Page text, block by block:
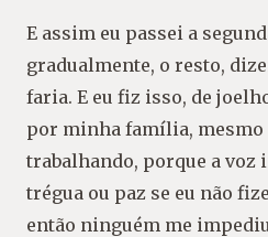
E assim eu passei a
gradualmente, o resto,
faria. E eu fiz isso, de
por minha família, mesmo
trabalhando, porque a voz
trégua ou paz se eu não
então ninguém me